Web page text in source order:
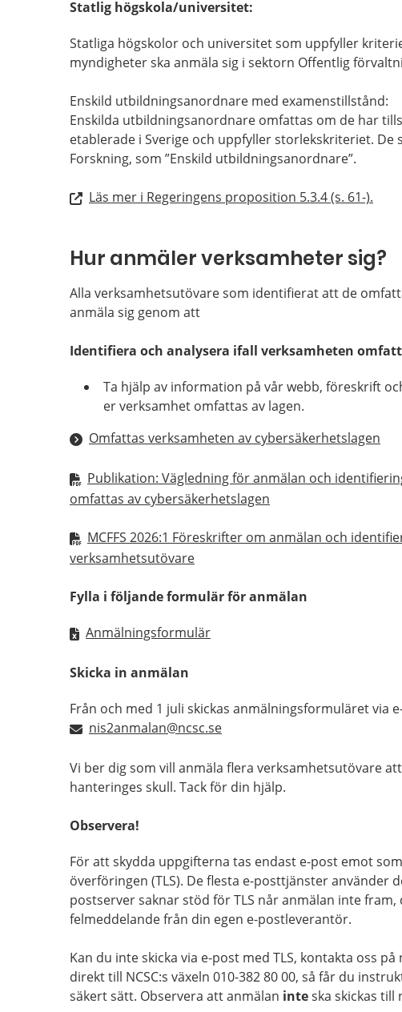
Statlig högskola/universitet:
Statliga högskolor och universitet som uppfyller
myndigheter ska anmäla sig i sektorn Offentlig
Enskild utbildningsanordnare med examenstillstånd:
Enskilda utbildningsanordnare omfattas om de har
etablerade i Sverige och uppfyller storlekskriteriet. De
Forskning, som ”Enskild utbildningsanordnare”.
Läs mer i Regeringens proposition 5.3.4 (s. 61-).
Hur anmäler verksamheter sig?
Alla verksamhetsutövare som identifierat att de
anmäla sig genom att
Identifiera och analysera ifall verksamheten
Ta hjälp av information på vår webb, föreskrift
er verksamhet omfattas av lagen.
Omfattas verksamheten av cybersäkerhetslagen
Publikation: Vägledning för anmälan och
omfattas av cybersäkerhetslagen
MCFFS 2026:1 Föreskrifter om anmälan och
verksamhetsutövare
Fylla i följande formulär för anmälan
Anmälningsformulär
Skicka in anmälan
Från och med 1 juli skickas anmälningsformuläret via
nis2anmalan@ncsc.se
Vi ber dig som vill anmäla flera verksamhetsutövare
hanteringes skull. Tack för din hjälp.
Observera!
För att skydda uppgifterna tas endast e-post emot
överföringen (TLS). De flesta e-posttjänster använder
postserver saknar stöd för TLS når anmälan inte
felmeddelande från din egen e-postleverantör.
Kan du inte skicka via e-post med TLS, kontakta oss
direkt till NCSC:s växeln 010-382 80 00, så får du
säkert sätt. Observera att anmälan inteska skickas till